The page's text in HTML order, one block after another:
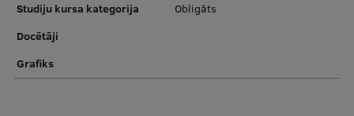
Studiju kursa kategorija
Obligāts
Docētāji
Grafiks